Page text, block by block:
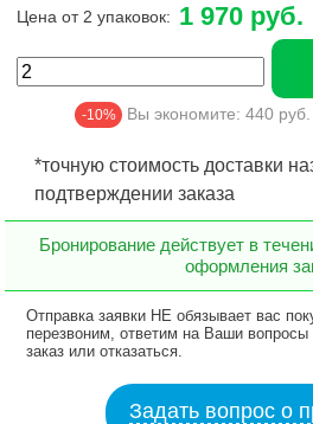
Цена от 2 упаковок: 1 970 руб.
-10% Вы экономите: 440
*точную стоимость доставки
подтверждении заказа
Бронирование действует в
оформления
Отправка заявки НЕ обязывает вас
перезвоним, ответим на Ваши
заказ или отказаться.
Задать вопрос о